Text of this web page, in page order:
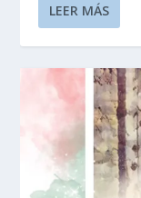
LEER MÁS